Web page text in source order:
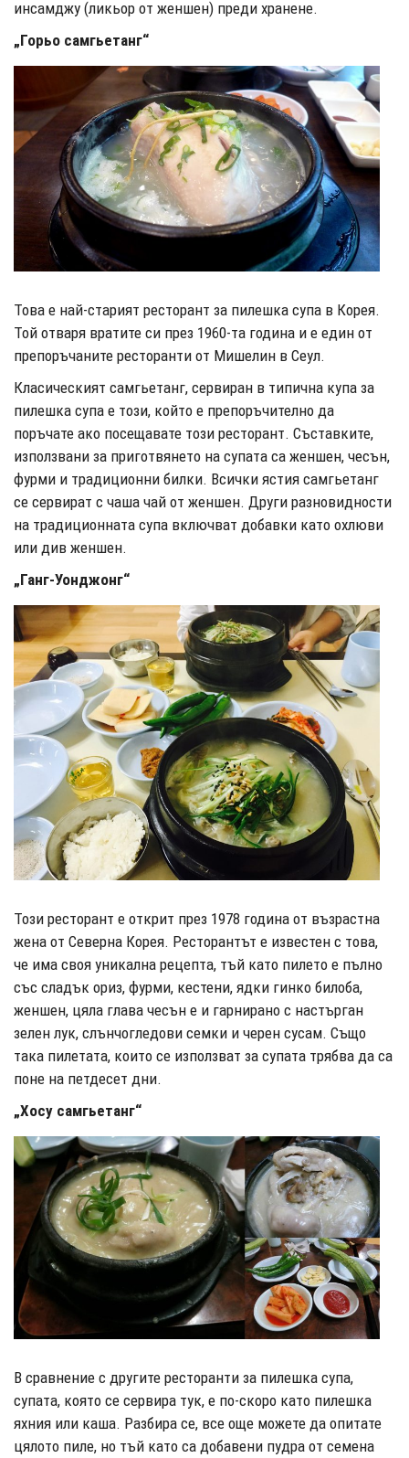
инсамджу (ликьор от женшен) преди хранене.
„Горьо самгьетанг“
Това е най-старият ресторант за пилешка супа в Корея.
Той отваря вратите си през 1960-та година и е един от
препоръчаните ресторанти от Мишелин в Сеул.
Класическият самгьетанг, сервиран в типична купа за
пилешка супа е този, който е препоръчително да
поръчате ако посещавате този ресторант. Съставките,
използвани за приготвянето на супата са женшен, чесън,
фурми и традиционни билки. Всички ястия самгьетанг
се сервират с чаша чай от женшен. Други разновидности
на традиционната супа включват добавки като охлюви
или див женшен.
„Ганг-Уонджонг“
Този ресторант е открит през 1978 година от възрастна
жена от Северна Корея. Ресторантът е известен с това,
че има своя уникална рецепта, тъй като пилето е пълно
със сладък ориз, фурми, кестени, ядки гинко билоба,
женшен, цяла глава чесън е и гарнирано с настърган
зелен лук, слънчогледови семки и черен сусам. Също
така пилетата, които се използват за супата трябва да са
поне на петдесет дни.
„Хосу самгьетанг“
В сравнение с другите ресторанти за пилешка супа,
супата, която се сервира тук, е по-скоро като пилешка
яхния или каша. Разбира се, все още можете да опитате
цялото пиле, но тъй като са добавени пудра от семена